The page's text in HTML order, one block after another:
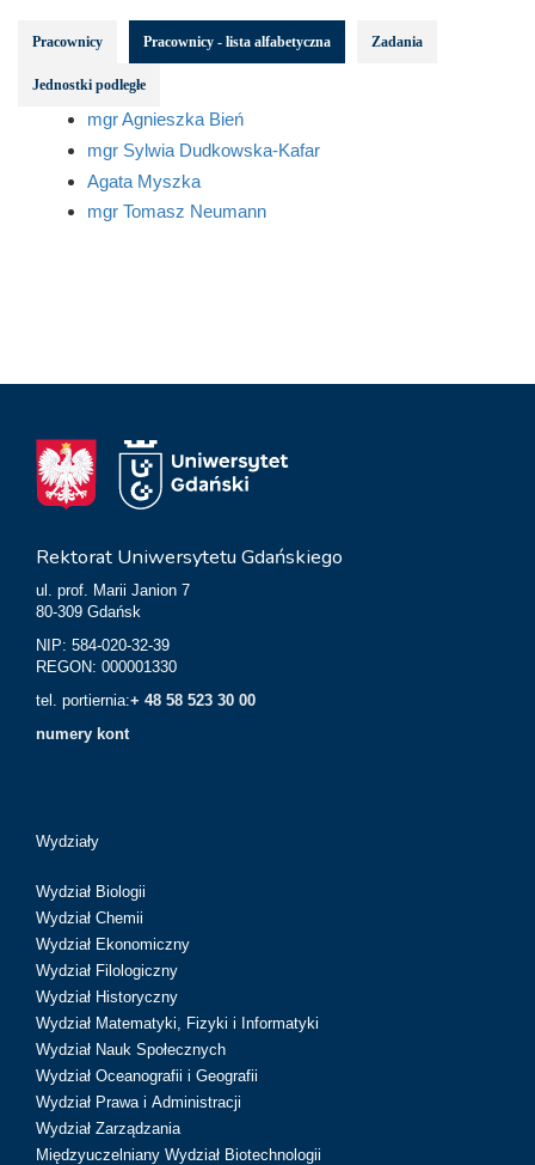
Pracownicy Pracownicy - lista alfabetyczna Zadania
Jednostki podległe
mgr Agnieszka Bień
mgr Sylwia Dudkowska-Kafar
Agata Myszka
mgr Tomasz Neumann
Rektorat Uniwersytetu Gdańskiego
ul. prof. Marii Janion 7
80-309 Gdańsk
NIP: 584-020-32-39
REGON: 000001330
tel. portiernia:+ 48 58 523 30 00
numery kont
Wydziały
Wydział Biologii
Wydział Chemii
Wydział Ekonomiczny
Wydział Filologiczny
Wydział Historyczny
Wydział Matematyki, Fizyki i Informatyki
Wydział Nauk Społecznych
Wydział Oceanografii i Geografii
Wydział Prawa i Administracji
Wydział Zarządzania
Międzyuczelniany Wydział Biotechnologii